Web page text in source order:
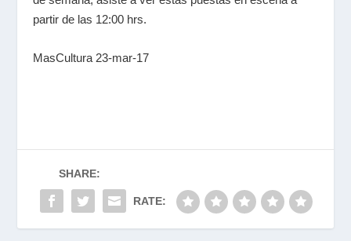
partir de las 12:00 hrs.
MasCultura 23-mar-17
SHARE:
RATE: